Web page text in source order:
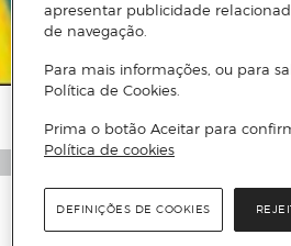
apresentar publicidade
de navegação.
Para mais informações, ou para
Política de Cookies.
Prima o botão Aceitar para
Política de cookies
DEFINIÇÕES DE COOKIES